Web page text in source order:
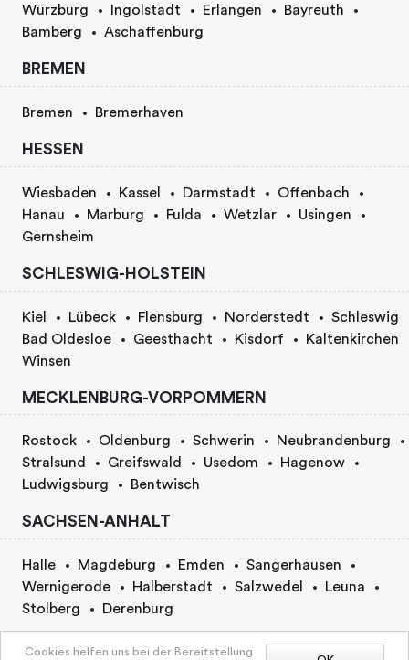
Würzburg
Ingolstadt Erlangen
Bayreuth
Bamberg
Aschaffenburg
BREMEN
Bremen Bremerhaven
HESSEN
Wiesbaden Kassel Darmstadt
Offenbach
Hanau
Marburg Fulda Wetzlar
Usingen
Gernsheim
SCHLESWIG-HOLSTEIN
Kiel Lübeck Flensburg Norderstedt
Schleswig
Bad Oldesloe
Geesthacht Kisdorf
Kaltenkirchen
Winsen
MECKLENBURG-VORPOMMERN
Rostock Oldenburg Schwerin
Neubrandenburg
Stralsund
Greifswald Usedom
Hagenow
Ludwigsburg
Bentwisch
SACHSEN-ANHALT
Halle Magdeburg Emden
Sangerhausen
Wernigerode
Halberstadt Salzwedel
Leuna
Stolberg
Derenburg
BERLIN
Cookies helfen uns bei der Bereitstellung